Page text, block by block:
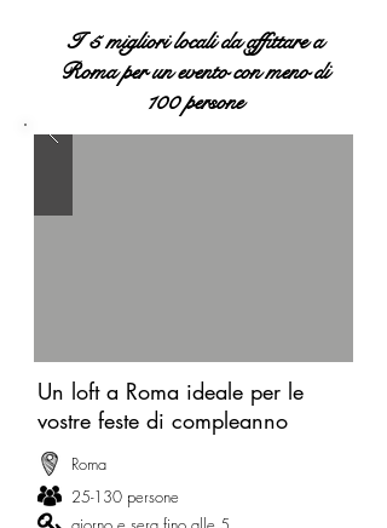
I 5 migliori locali da affittare a
Roma per un evento con meno di
100 persone
Un loft a Roma ideale per le
vostre feste di compleanno
Roma
25-130 persone